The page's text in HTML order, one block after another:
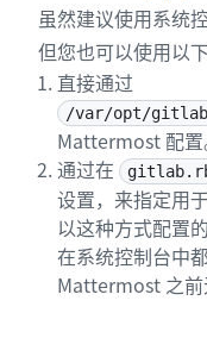
虽然建议使用系统控
但您也可以使用以
直接通过
/var/opt/
Mattermost 配置
通过在
设置，来指定用
以这种方式配置
在系统控制台中
Mattermost 之前